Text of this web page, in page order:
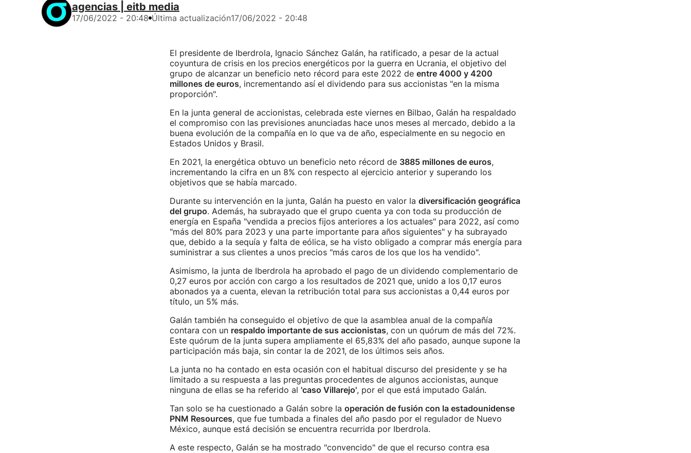
agencias | eitb media
17/06/2022 - 20:48 Última actualización17/06/2022 - 20:48
El presidente de Iberdrola, Ignacio Sánchez Galán, ha ratificado, a pesar de la actual
coyuntura de crisis en los precios energéticos por la guerra en Ucrania, el objetivo del
grupo de alcanzar un beneficio neto récord para este 2022 de entre 4000 y 4200
millones de euros, incrementando así el dividendo para sus accionistas "en la misma
proporción".
En la junta general de accionistas, celebrada este viernes en Bilbao, Galán ha respaldado
el compromiso con las previsiones anunciadas hace unos meses al mercado, debido a la
buena evolución de la compañía en lo que va de año, especialmente en su negocio en
Estados Unidos y Brasil.
En 2021, la energética obtuvo un beneficio neto récord de 3885 millones de euros,
incrementando la cifra en un 8% con respecto al ejercicio anterior y superando los
objetivos que se había marcado.
Durante su intervención en la junta, Galán ha puesto en valor la diversificación geográfica
del grupo. Además, ha subrayado que el grupo cuenta ya con toda su producción de
energía en España "vendida a precios fijos anteriores a los actuales" para 2022, así como
"más del 80% para 2023 y una parte importante para años siguientes" y ha subrayado
que, debido a la sequía y falta de eólica, se ha visto obligado a comprar más energía para
suministrar a sus clientes a unos precios "más caros de los que los ha vendido".
Asimismo, la junta de Iberdrola ha aprobado el pago de un dividendo complementario de
0,27 euros por acción con cargo a los resultados de 2021 que, unido a los 0,17 euros
abonados ya a cuenta, elevan la retribución total para sus accionistas a 0,44 euros por
título, un 5% más.
Galán también ha conseguido el objetivo de que la asamblea anual de la compañía
contara con un respaldo importante de sus accionistas, con un quórum de más del 72%.
Este quórum de la junta supera ampliamente el 65,83% del año pasado, aunque supone la
participación más baja, sin contar la de 2021, de los últimos seis años.
La junta no ha contado en esta ocasión con el habitual discurso del presidente y se ha
limitado a su respuesta a las preguntas procedentes de algunos accionistas, aunque
ninguna de ellas se ha referido al 'caso Villarejo', por el que está imputado Galán.
Tan solo se ha cuestionado a Galán sobre la operación de fusión con la estadounidense
PNM Resources, que fue tumbada a finales del año pasdo por el regulador de Nuevo
México, aunque está decisión se encuentra recurrida por Iberdrola.
A este respecto, Galán se ha mostrado "convencido" de que el recurso contra esa